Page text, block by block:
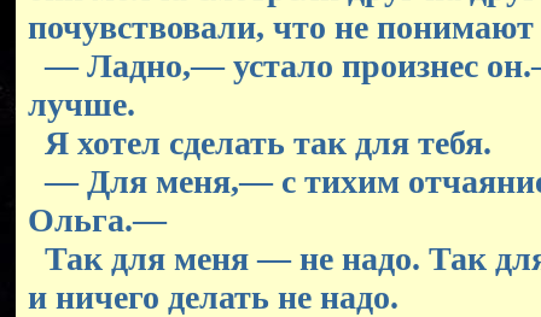
почувствовали, что не понимают
— Ладно,— устало произнес
лучше.
Я хотел сделать так для тебя.
— Для меня,— с тихим
Ольга.—
Так для меня — не надо. Так
и ничего делать не надо.